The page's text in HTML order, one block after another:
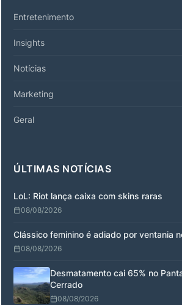
Entretenimento
Insights
Notícias
Marketing
Geral
ÚLTIMAS NOTÍCIAS
LoL: Riot lança caixa com skins raras
08/08/2026
Clássico feminino é adiado por ventania
08/08/2026
Desmatamento cai 65% no
Cerrado
08/08/2026